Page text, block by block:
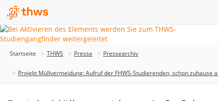
Startseite THWS Presse Pressearchiv
Projekt Müllvermeidung: Aufruf der FHWS-Studierenden, schon zuhause